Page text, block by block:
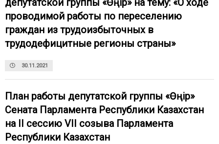
депутатской группы «Өңір» на тему: «О ходе
проводимой работы по переселению
граждан из трудоизбыточных в
трудодефицитные регионы страны»
30.11.2021
План работы депутатской группы «Өңір»
Сената Парламента Республики Казахстан
на II сессию VII созыва Парламента
Республики Казахстан